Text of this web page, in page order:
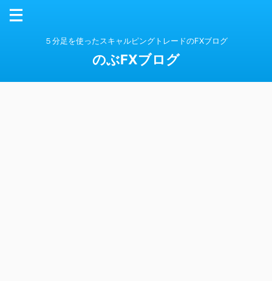
５分足を使ったスキャルピングトレードのFXブログ
のぶFXブログ